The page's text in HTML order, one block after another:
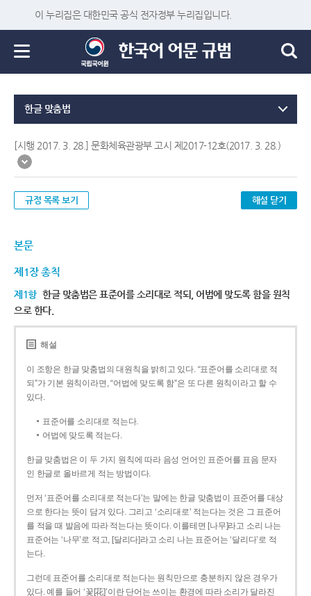
이 누리집은 대한민국 공식 전자정부 누리집입니다.
한글 맞춤법
[시행 2017. 3. 28.] 문화체육관광부 고시 제2017-12호(2017. 3. 28.)
규정 목록 보기 해설 닫기
본문
제1장 총칙
제1항 한글 맞춤법은 표준어를 소리대로 적되, 어법에 맞도록 함을 원칙
으로 한다.
해설
이 조항은 한글 맞춤법의 대원칙을 밝히고 있다. “표준어를 소리대로 적
되”가 기본 원칙이라면, “어법에 맞도록 함”은 또 다른 원칙이라고 할 수
있다.
표준어를 소리대로 적는다.
어법에 맞도록 적는다.
한글 맞춤법은 이 두 가지 원칙에 따라 음성 언어인 표준어를 표음 문자
인 한글로 올바르게 적는 방법이다.
먼저 ‘표준어를 소리대로 적는다’는 말에는 한글 맞춤법이 표준어를 대상
으로 한다는 뜻이 담겨 있다. 그리고 ‘소리대로’ 적는다는 것은 그 표준어
를 적을 때 발음에 따라 적는다는 뜻이다. 이를테면 [나무]라고 소리 나는
표준어는 ‘나무’로 적고, [달리다]라고 소리 나는 표준어는 ‘달리다’로 적
는다.
그런데 표준어를 소리대로 적는다는 원칙만으로 충분하지 않은 경우가
있다. 예를 들어 ‘꽃[花]’이란 단어는 쓰이는 환경에 따라 소리가 달라진